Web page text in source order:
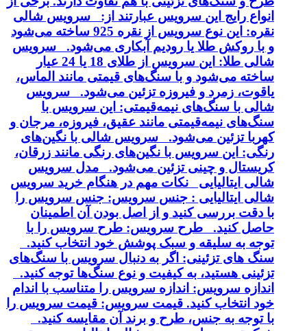
انواع رایج این سرویس عبارتند از: سرویس شالی
نقره: این نوع سرویس از نقره 925 ساخته می‌شود
و با روکش طلا یا رودیم آبکاری می‌شود. سرویس
شالی طلا: این سرویس از طلای 18 یا 24 عیار
ساخته می‌شود و با سنگ‌های قیمتی مانند الماس،
یاقوت، زمرد و فیروزه تزئین می‌شود. سرویس
شالی با سنگ‌های نیمه‌قیمتی: این سرویس با
سنگ‌های نیمه‌قیمتی مانند عقیق، فیروزه، مرجان و
کهربا تزئین می‌شود. سرویس شالی با نگین‌های
رنگی: این سرویس با نگین‌های رنگی مانند زرقان،
کریستال و چینی تزئین می‌شود. مدل سرویس
شالی ایتالیایی نکات مهم در هنگام خرید سرویس
شالی ایتالیایی : جنس سرویس: جنس سرویس را
با دقت بررسی کنید و از اصل بودن آن اطمینان
حاصل کنید. طرح سرویس: طرح سرویس را با
توجه به سلیقه و سبک پوشش خود انتخاب کنید.
سنگ های تزئینی: اگر به دنبال سرویس با سنگ‌های
تزئینی هستید، به کیفیت و نوع سنگ‌ها توجه کنید.
اندازه سرویس: اندازه سرویس را متناسب با اندام
خود انتخاب کنید. قیمت سرویس: قیمت سرویس را
با توجه به جنس، طرح و برند آن مقایسه کنید.